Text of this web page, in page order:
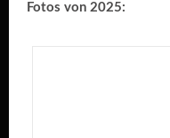
Fotos von 2025: